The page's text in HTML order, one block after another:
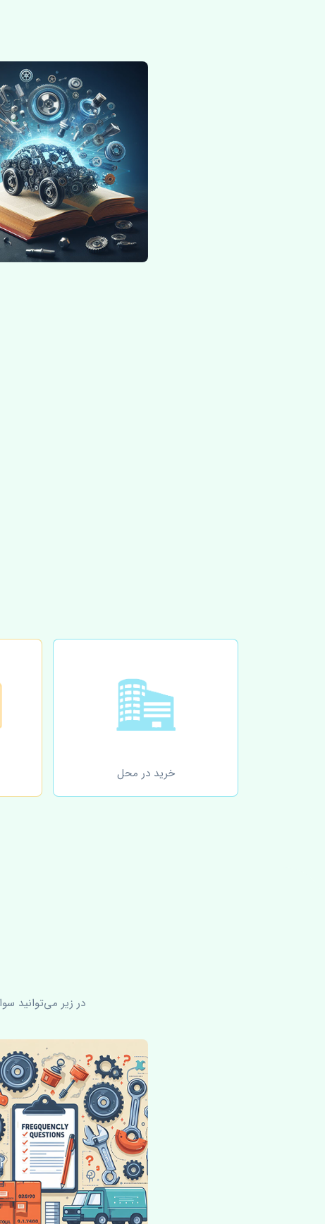
خرید در محل
در زیر می‌توانید